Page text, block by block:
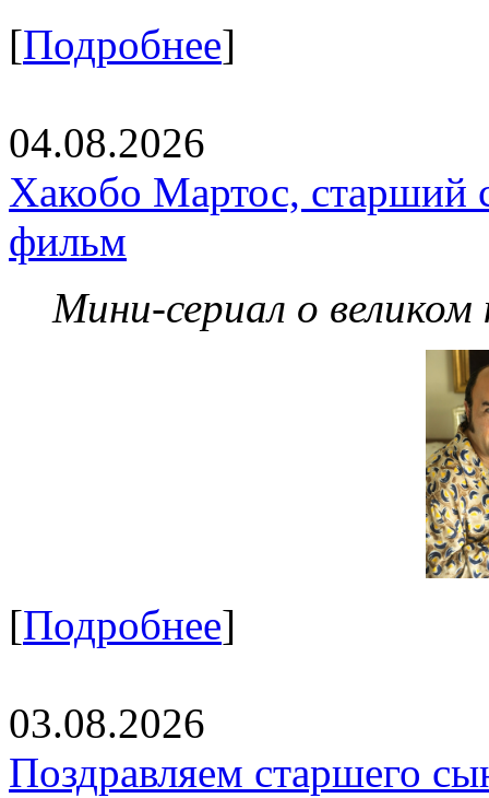
[Подробнее]
04.08.2026
Хакобо Мартос, старший
фильм
Мини-сериал о великом
[Подробнее]
03.08.2026
Поздравляем старшего